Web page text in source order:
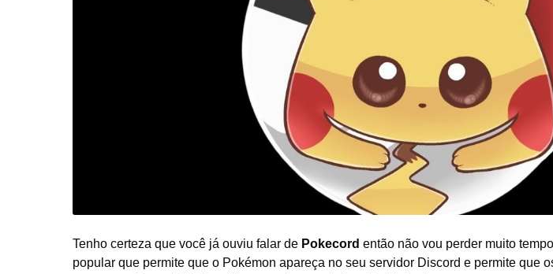
Tenho certeza que você já ouviu falar de Pokecord então não vou perder muito
popular que permite que o Pokémon apareça no seu servidor Discord e permite que